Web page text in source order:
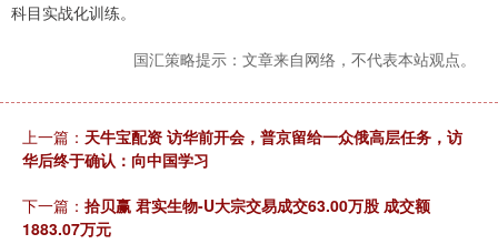
科目实战化训练。
国汇策略提示：文章来自网络，不代表本站观点。
上一篇： 天牛宝配资 访华前开会，普京留给一众俄高层任务，访
华后终于确认：向中国学习
下一篇： 拾贝赢 君实生物-U大宗交易成交63.00万股 成交额
1883.07万元